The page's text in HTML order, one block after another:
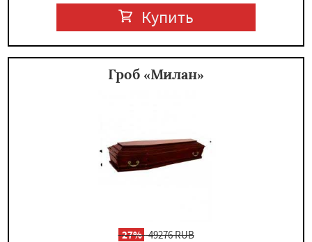
Купить
Гроб «Милан»
-27%49276 RUB